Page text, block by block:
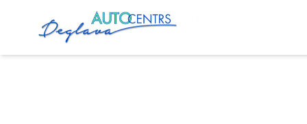
Главная Услуги Сервис Ford в Риге